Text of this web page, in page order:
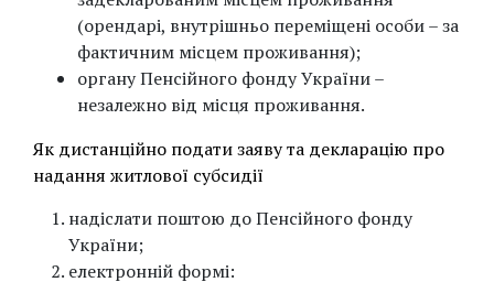
(орендарі, внутрішньо переміщені особи – за
фактичним місцем проживання);
органу Пенсійного фонду України –
незалежно від місця проживання.
Як дистанційно подати заяву та декларацію про
надання житлової субсидії
надіслати поштою до Пенсійного фонду
України;
електронній формі: